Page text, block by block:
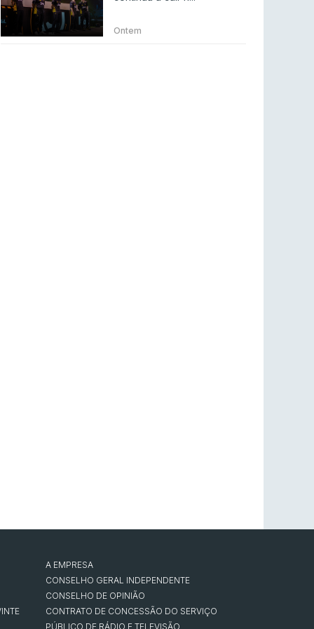
Betclic renova parceria com a RTP Arena para
a época 2026/27
Ontem
A EMPRESA
CONSELHO GERAL INDEPENDENTE
CONSELHO DE OPINIÃO
CONTRATO DE CONCESSÃO DO SERVIÇO
PÚBLICO DE RÁDIO E TELEVISÃO